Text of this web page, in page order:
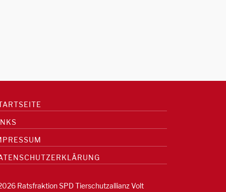
Ratsfraktion SPD Tierschutzallianz Volt